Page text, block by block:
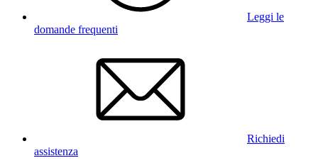
Leggi le
domande frequenti
Richiedi
assistenza